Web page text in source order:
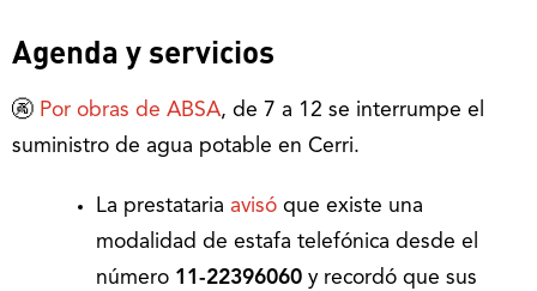
Agenda y servicios
🚱 Por obras de ABSA, de 7 a 12 se interrumpe el
suministro de agua potable en Cerri.
La prestataria avisó que existe una
modalidad de estafa telefónica desde el
número 11-22396060 y recordó que sus